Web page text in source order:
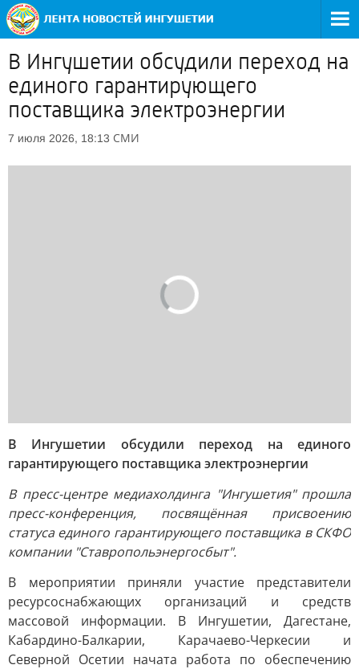
В Ингушетии обсудили переход на
единого гарантирующего
поставщика электроэнергии
7 июля 2026, 18:13 СМИ
В Ингушетии обсудили переход на единого
гарантирующего поставщика электроэнергии
В пресс-центре медиахолдинга "Ингушетия" прошла
пресс-конференция, посвящённая присвоению
статуса единого гарантирующего поставщика в СКФО
компании "Ставропольэнергосбыт".
В мероприятии приняли участие представители
ресурсоснабжающих организаций и средств
массовой информации. В Ингушетии, Дагестане,
Кабардино-Балкарии, Карачаево-Черкесии и
Северной Осетии начата работа по обеспечению